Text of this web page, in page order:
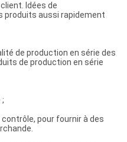
Idées de
produits aussi rapidement
de production en série des
de production en série
pour fournir à des